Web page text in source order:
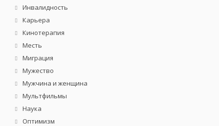
Инвалидность
Карьера
Кинотерапия
Месть
Миграция
Мужество
Мужчина и женщина
Мультфильмы
Наука
Оптимизм